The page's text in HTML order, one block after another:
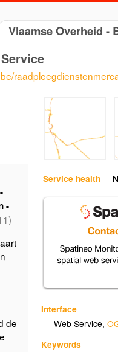
Vlaamse Overheid -
Service health
Interface
Web Service,
Keywords
-
de